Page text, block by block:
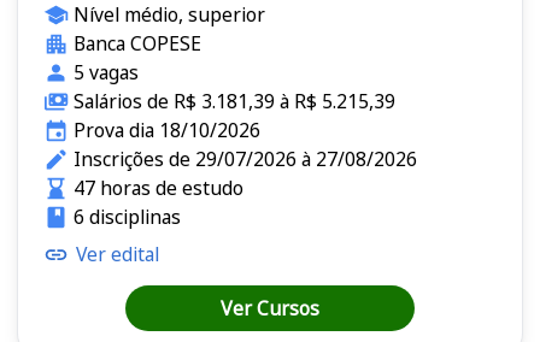
Nível médio, superior
Banca COPESE
5 vagas
Salários de R$ 3.181,39 à R$ 5.215,39
Prova dia 18/10/2026
Inscrições de 29/07/2026 à 27/08/2026
47 horas de estudo
6 disciplinas
Ver edital
Ver Cursos